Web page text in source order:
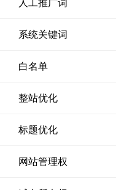
人工推广词
系统关键词
白名单
整站优化
标题优化
网站管理权